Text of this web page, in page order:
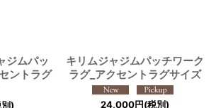
ジムパッ
ントラグ
)
キリムジャジムパッチワーク
ラグ_アクセントラグサイズ
24,000円(税別)